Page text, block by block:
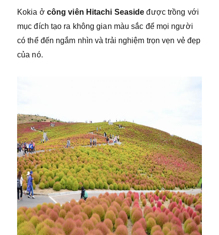
Kokia ở công viên Hitachi Seaside được trồng với
mục đích tạo ra không gian màu sắc để mọi người
có thể đến ngắm nhìn và trải nghiệm trọn vẹn vẻ đẹp
của nó.